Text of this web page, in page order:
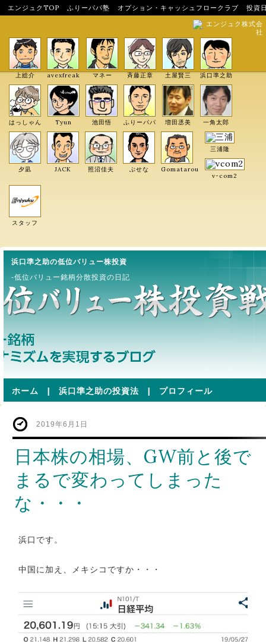
エンジュクTOP ふりーパパ塾 オプション・キャッシュフロークラブ
投資
エンジュク株式会
社
上総介 avexfreak マネー 斉藤正章 土屋賢三 浜口準之助
はっしゃん Tyun 池田悟 ふりーパパ 増田丞美 一角太郎
夕凪 JACK 照沼佳夫 ぶせな Gomatarou
三浦隆
v-com2
スタッフ
浜口準之助の低位バリュー株投資
-低位バリュー銘柄分散投資の日記
ホーム | 浜口準之助の投資法 | プロフィール
2019年6月1日
日本株の相場、GW前と後で
まるで変わってしまった
な・・・
浜口です。
中国に加え、メキシコですか・・・